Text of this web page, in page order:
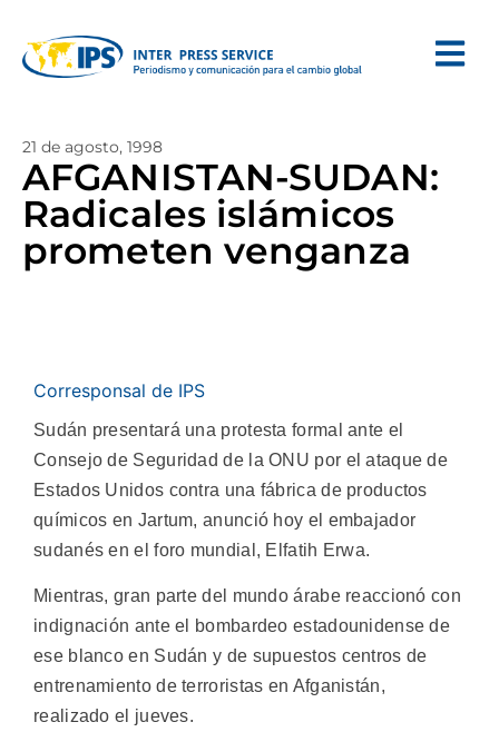
21 de agosto, 1998
AFGANISTAN-SUDAN:
Radicales islámicos
prometen venganza
Corresponsal de IPS
Sudán presentará una protesta formal ante el
Consejo de Seguridad de la ONU por el ataque de
Estados Unidos contra una fábrica de productos
químicos en Jartum, anunció hoy el embajador
sudanés en el foro mundial, Elfatih Erwa.
Mientras, gran parte del mundo árabe reaccionó con
indignación ante el bombardeo estadounidense de
ese blanco en Sudán y de supuestos centros de
entrenamiento de terroristas en Afganistán,
realizado el jueves.